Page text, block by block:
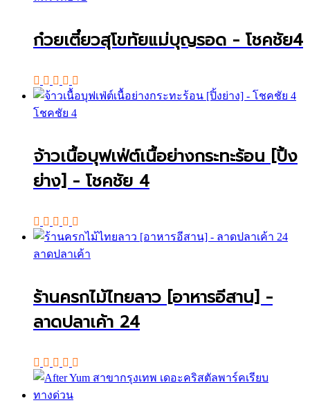
ก๋วยเตี๋ยวสุโขทัยแม่บุญรอด - โชคชัย4
โชคชัย 4
จ้าวเนื้อบุฟเฟ่ต์เนื้อย่างกระทะร้อน [ปิ้ง
ย่าง] - โชคชัย 4
ลาดปลาเค้า
ร้านครกไม้ไทยลาว [อาหารอีสาน] -
ลาดปลาเค้า 24